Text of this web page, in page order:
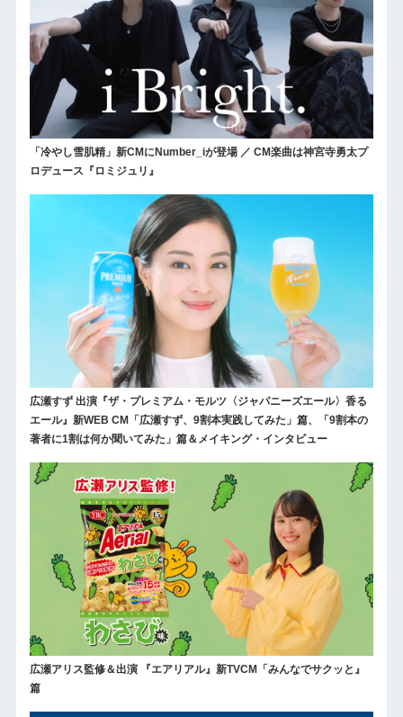
「冷やし雪肌精」新CMにNumber_iが登場 ／ CM楽曲は神宮寺勇太プ
ロデュース『ロミジュリ』
広瀬すず 出演『ザ・プレミアム・モルツ〈ジャパニーズエール〉香る
エール』新WEB CM「広瀬すず、9割本実践してみた」篇、「9割本の
著者に1割は何か聞いてみた」篇＆メイキング・インタビュー
広瀬アリス監修＆出演 『エアリアル』新TVCM「みんなでサクッと』
篇